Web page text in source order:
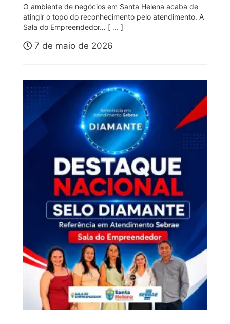
O ambiente de negócios em Santa Helena acaba de
atingir o topo do reconhecimento pelo atendimento. A
Sala do Empreendedor… [ … ]
7 de maio de 2026